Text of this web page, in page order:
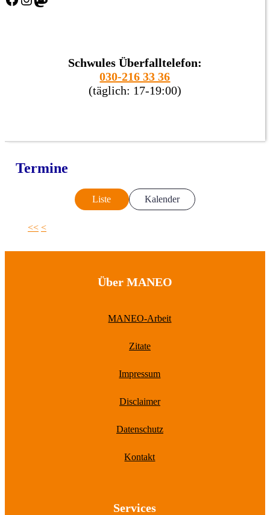
Schwules Überfalltelefon:
030-216 33 36
(täglich: 17-19:00)
Termine
Liste Kalender
<< <
Über MANEO
MANEO-Arbeit
Zitate
Impressum
Disclaimer
Datenschutz
Kontakt
Services